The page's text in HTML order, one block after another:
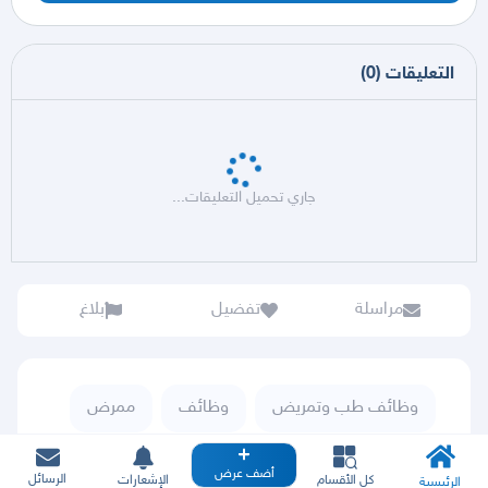
التعليقات (
0
)
جاري تحميل التعليقات...
مراسلة تفضيل بلاغ
وظائف طب وتمريض وظائف ممرض
كل الحراج
الرئيسية كل الأقسام أضف عرض الإشعارات الرسائل